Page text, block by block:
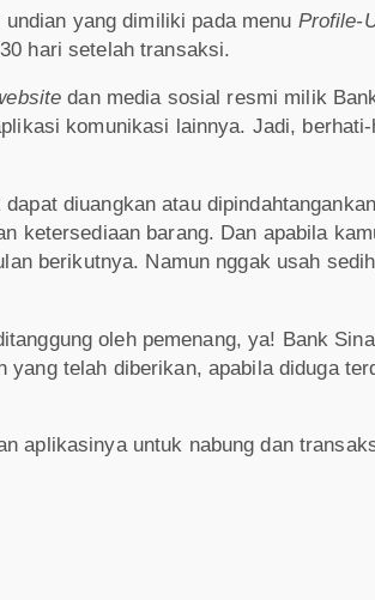
yang dimiliki pada menu Profile-
hari setelah transaksi.
dan media sosial resmi milik
komunikasi lainnya. Jadi,
diuangkan atau
ketersediaan barang. Dan apabila
berikutnya. Namun nggak usah
oleh pemenang, ya! Bank
telah diberikan, apabila diduga
aplikasinya untuk nabung dan